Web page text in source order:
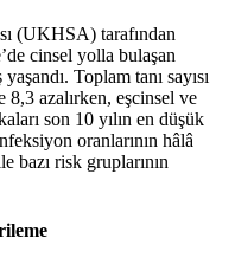
(UKHSA) tarafından
cinsel yolla bulaşan
Toplam tanı sayısı
8,3 azalırken, eşcinsel ve
son 10 yılın en düşük
oranlarının hâlâ
bazı risk gruplarının